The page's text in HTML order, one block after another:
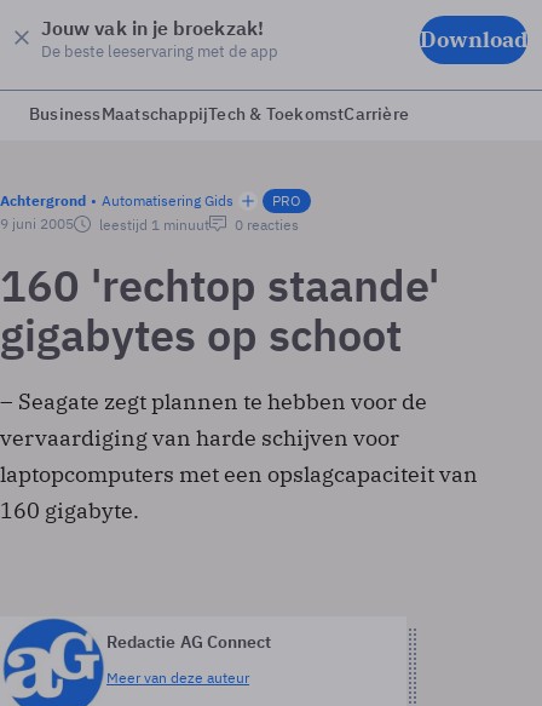
Jouw vak in je broekzak!
De beste leeservaring met de app Download
BusinessMaatschappijTech & ToekomstCarrière
Achtergrond Automatisering Gids
PRO
9 juni 2005
leestijd 1 minuut 0 reacties
160 'rechtop staande'
gigabytes op schoot
– Seagate zegt plannen te hebben voor de
vervaardiging van harde schijven voor
laptopcomputers met een opslagcapaciteit van
160 gigabyte.
Redactie AG Connect
Meer van deze auteur